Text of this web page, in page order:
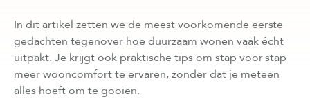
In dit artikel zetten we de meest voorkomende eerste
gedachten tegenover hoe duurzaam wonen vaak écht
uitpakt. Je krijgt ook praktische tips om stap voor stap
meer wooncomfort te ervaren, zonder dat je meteen
alles hoeft om te gooien.